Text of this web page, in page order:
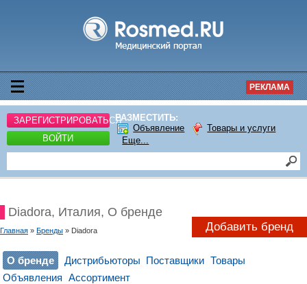
РЕКЛАМА
ЗАРЕГИСТРИРОВАТЬСЯ
ВОЙТИ
РАЗМЕСТИТЬ:
Объявление
Товары и услуги
Еще...
Diadora, Италия, О бренде
Главная » Бренды » Diadora Добавить бренд
О бренде Дистрибьюторы Поставщики Товары
Объявления Ассортимент